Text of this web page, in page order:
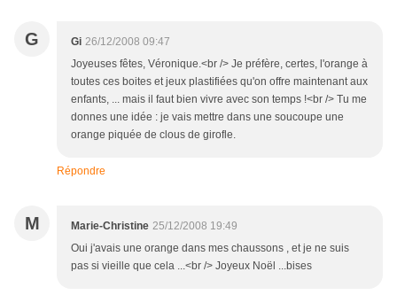
G Gi 26/12/2008 09:47
Joyeuses fêtes, Véronique.<br /> Je préfère, certes, l'orange à
toutes ces boites et jeux plastifiées qu'on offre maintenant aux
enfants, ... mais il faut bien vivre avec son temps !<br /> Tu me
donnes une idée : je vais mettre dans une soucoupe une
orange piquée de clous de girofle.
Répondre
M Marie-Christine 25/12/2008 19:49
Oui j'avais une orange dans mes chaussons , et je ne suis
pas si vieille que cela ...<br /> Joyeux Noël ...bises